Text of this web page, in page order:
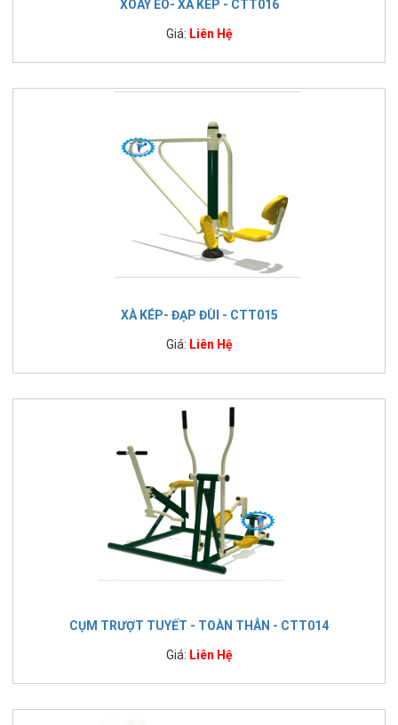
XOAY EO- XÀ KÉP - CTT016
Giá: Liên Hệ
XÀ KÉP- ĐẠP ĐÙI - CTT015
Giá: Liên Hệ
CỤM TRƯỢT TUYẾT - TOÀN THÂN - CTT014
Giá: Liên Hệ